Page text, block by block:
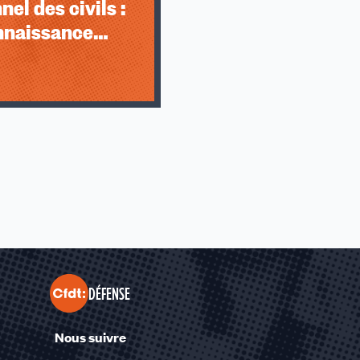
des civils :
DÉFENSE
Nous suivre